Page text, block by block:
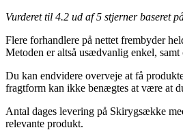
Vurderet til 4.2 ud af 5 stjerner baseret
Flere forhandlere på nettet frembyder
Metoden er altså usædvanlig enkel,
Du kan endvidere overveje at få
fragtform kan ikke benægtes at være at
Antal dages levering på Skirygsække
relevante produkt.